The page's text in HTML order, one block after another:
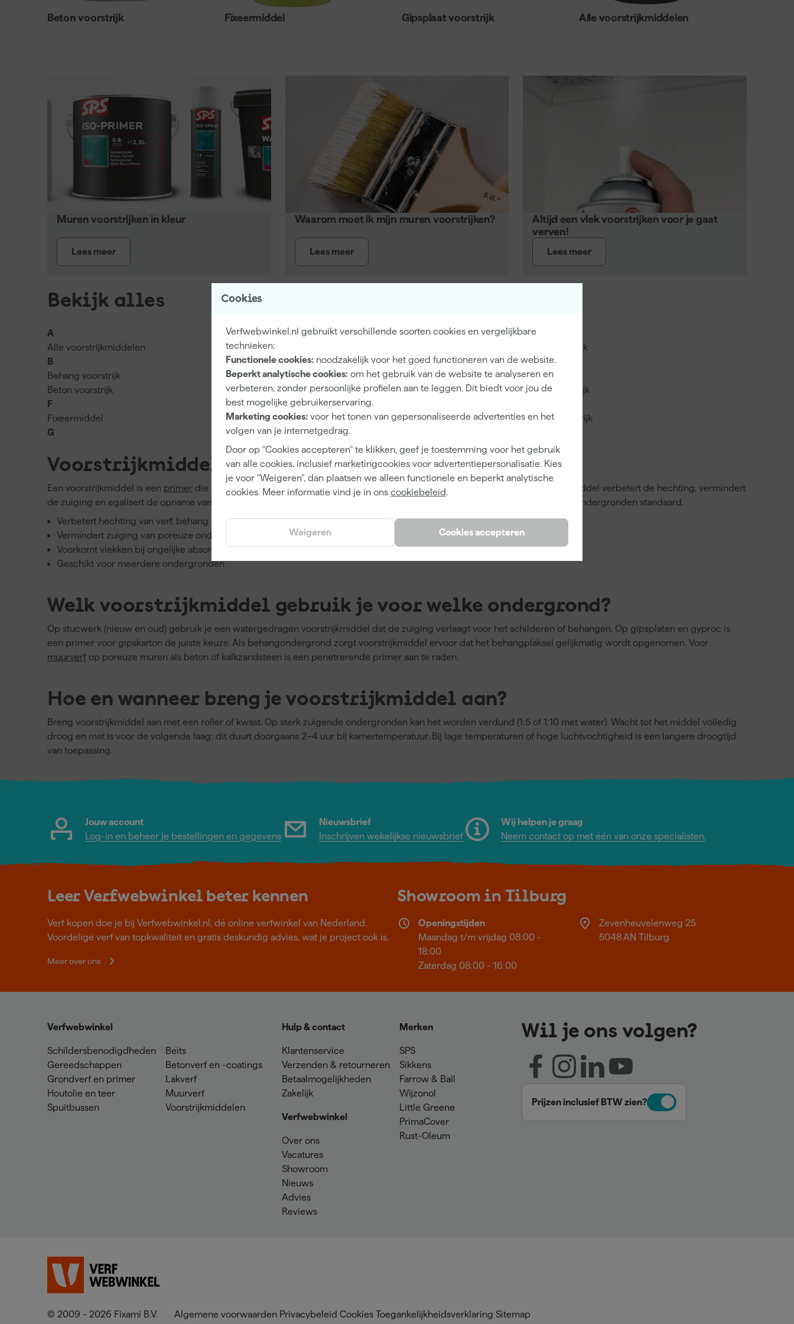
Cookies
Verfwebwinkel.nl gebruikt verschillende soorten cookies en vergelijkbare
technieken:
Functionele cookies: noodzakelijk voor het goed functioneren van de website.
Beperkt analytische cookies: om het gebruik van de website te analyseren en
verbeteren, zonder persoonlijke profielen aan te leggen. Dit biedt voor jou de
best mogelijke gebruikerservaring.
Marketing cookies: voor het tonen van gepersonaliseerde advertenties en het
volgen van je internetgedrag.
Door op "Cookies accepteren" te klikken, geef je toestemming voor het gebruik
van alle cookies, inclusief marketingcookies voor advertentiepersonalisatie. Kies
je voor "Weigeren", dan plaatsen we alleen functionele en beperkt analytische
cookies. Meer informatie vind je in ons cookiebeleid.
Cookies accepteren
Weigeren
Beton voorstrijk Fixeermiddel Gipsplaat voorstrijk Alle voorstrijkmiddelen
Muren voorstrijken in kleur
Lees meer
Waarom moet ik mijn muren voorstrijken?
Lees meer
Altijd een vlek voorstrijken voor je gaat
verven!
Lees meer
Bekijk alles
A
Alle voorstrijkmiddelen
B
Behang voorstrijk
Beton voorstrijk
F
Fixeermiddel
G
Gipsplaat voorstrijk
Isolerende voorstrijk
M
Muurverf voorstrijk
P
Plafond voorstrijk
S
Sigma voorstrijk
Sikkens voorstrijk
SPS voorstrijk
T
Trimetal voorstrijk
Wijzonol voorstrijk
Voorstrijkmiddelen
Een voorstrijkmiddel is een primer die de ondergrond voorbereidt voor de afwerklaag, of dat nu verf, behang of stuc is. Het middel verbetert de hechting, vermindert
de zuiging en egalisert de opname van de eindlaag. Voor schilders is het gebruik van voorstrijkmiddel op nieuwe of poreuze ondergronden standaard.
Verbetert hechting van verf, behang en stuc
Vermindert zuiging van poreuze ondergronden
Voorkomt vlekken bij ongelijke absorptie
Geschikt voor meerdere ondergronden
Welk voorstrijkmiddel gebruik je voor welke ondergrond?
Op stucwerk (nieuw en oud) gebruik je een watergedragen voorstrijkmiddel dat de zuiging verlaagt voor het schilderen of behangen. Op gipsplaten en gyproc is
een primer voor gipskarton de juiste keuze. Als behangondergrond zorgt voorstrijkmiddel ervoor dat het behangplaksel gelijkmatig wordt opgenomen. Voor
muurverf op poreuze muren als beton of kalkzandsteen is een penetrerende primer aan te raden.
Hoe en wanneer breng je voorstrijkmiddel aan?
Breng voorstrijkmiddel aan met een roller of kwast. Op sterk zuigende ondergronden kan het worden verdund (1:5 of 1:10 met water). Wacht tot het middel volledig
droog en mat is voor de volgende laag: dit duurt doorgaans 2–4 uur bij kamertemperatuur. Bij lage temperaturen of hoge luchtvochtigheid is een langere droogtijd
van toepassing.
Jouw account
Log-in en beheer je bestellingen en gegevens
Nieuwsbrief
Inschrijven wekelijkse nieuwsbrief
Wij helpen je graag
Neem contact op met één van onze specialisten.
Leer Verfwebwinkel beter kennen
Verf kopen doe je bij Verfwebwinkel.nl, dé online verfwinkel van Nederland.
Voordelige verf van topkwaliteit en gratis deskundig advies, wat je project ook is.
Meer over ons
Showroom in Tilburg
Openingstijden
Maandag t/m vrijdag 08:00 -
18:00
Zaterdag 08:00 - 16:00
Zevenheuvelenweg 25
5048 AN Tilburg
Verfwebwinkel
Schildersbenodigdheden
Gereedschappen
Grondverf en primer
Houtolie en teer
Spuitbussen
Beits
Betonverf en -coatings
Lakverf
Muurverf
Voorstrijkmiddelen
Hulp & contact
Klantenservice
Verzenden & retourneren
Betaalmogelijkheden
Zakelijk
Verfwebwinkel
Over ons
Vacatures
Showroom
Nieuws
Advies
Reviews
Merken
SPS
Sikkens
Farrow & Ball
Wijzonol
Little Greene
PrimaCover
Rust-Oleum
Wil je ons volgen?
Prijzen inclusief BTW zien?
© 2009 - 2026 Fixami B.V. Algemene voorwaarden Privacybeleid Cookies Toegankelijkheidsverklaring Sitemap